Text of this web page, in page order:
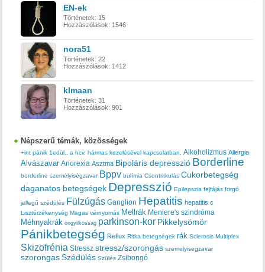
EN-ek
Történetek: 15
Hozzászólások: 1546
nora51
Történetek: 22
Hozzászólások: 1412
klmaan
Történetek: 31
Hozzászólások: 901
Népszerű témák, közösségek
+int pánik 1edül.. a hcv. hármas kezelésével kapcsolatban. Alkoholizmus Allergia
Alvászavar Anorexia Asztma Bipoláris depresszió Borderline
borderline személyiségzavar Bppv bulímia Csontritkulás Cukorbetegség
daganatos betegségek Depresszió Epilepszia fejfájás forgó
jellegű szédülés Fülzúgás Ganglion Hepatitis hepatitis c
Lisztérzékenység Magas vérnyomás Mellrák Meniere's szindróma
Méhnyakrák ongyilkossag parkinson-kor Pikkelysömör
Pánikbetegség Reflux Ritka betegségek rák Sclerosis Multiplex
Skizofrénia Stressz stressz/szorongás szemelyisegzavar
szorongas Szédülés Szülés Zsibongó